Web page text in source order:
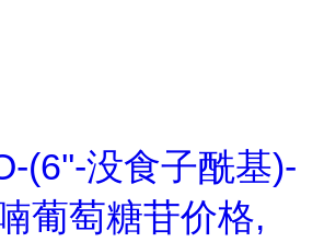
(6''-没食子酰基)-
葡萄糖苷价格,